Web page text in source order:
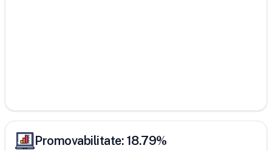
Promovabilitate: 18.79%